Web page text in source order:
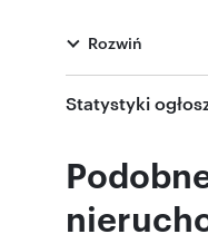
lokalizacyjnymi są
zjazd z Drogowej
obwodnicy
km znajduje się
biurowca
Rozwiń
Statystyki